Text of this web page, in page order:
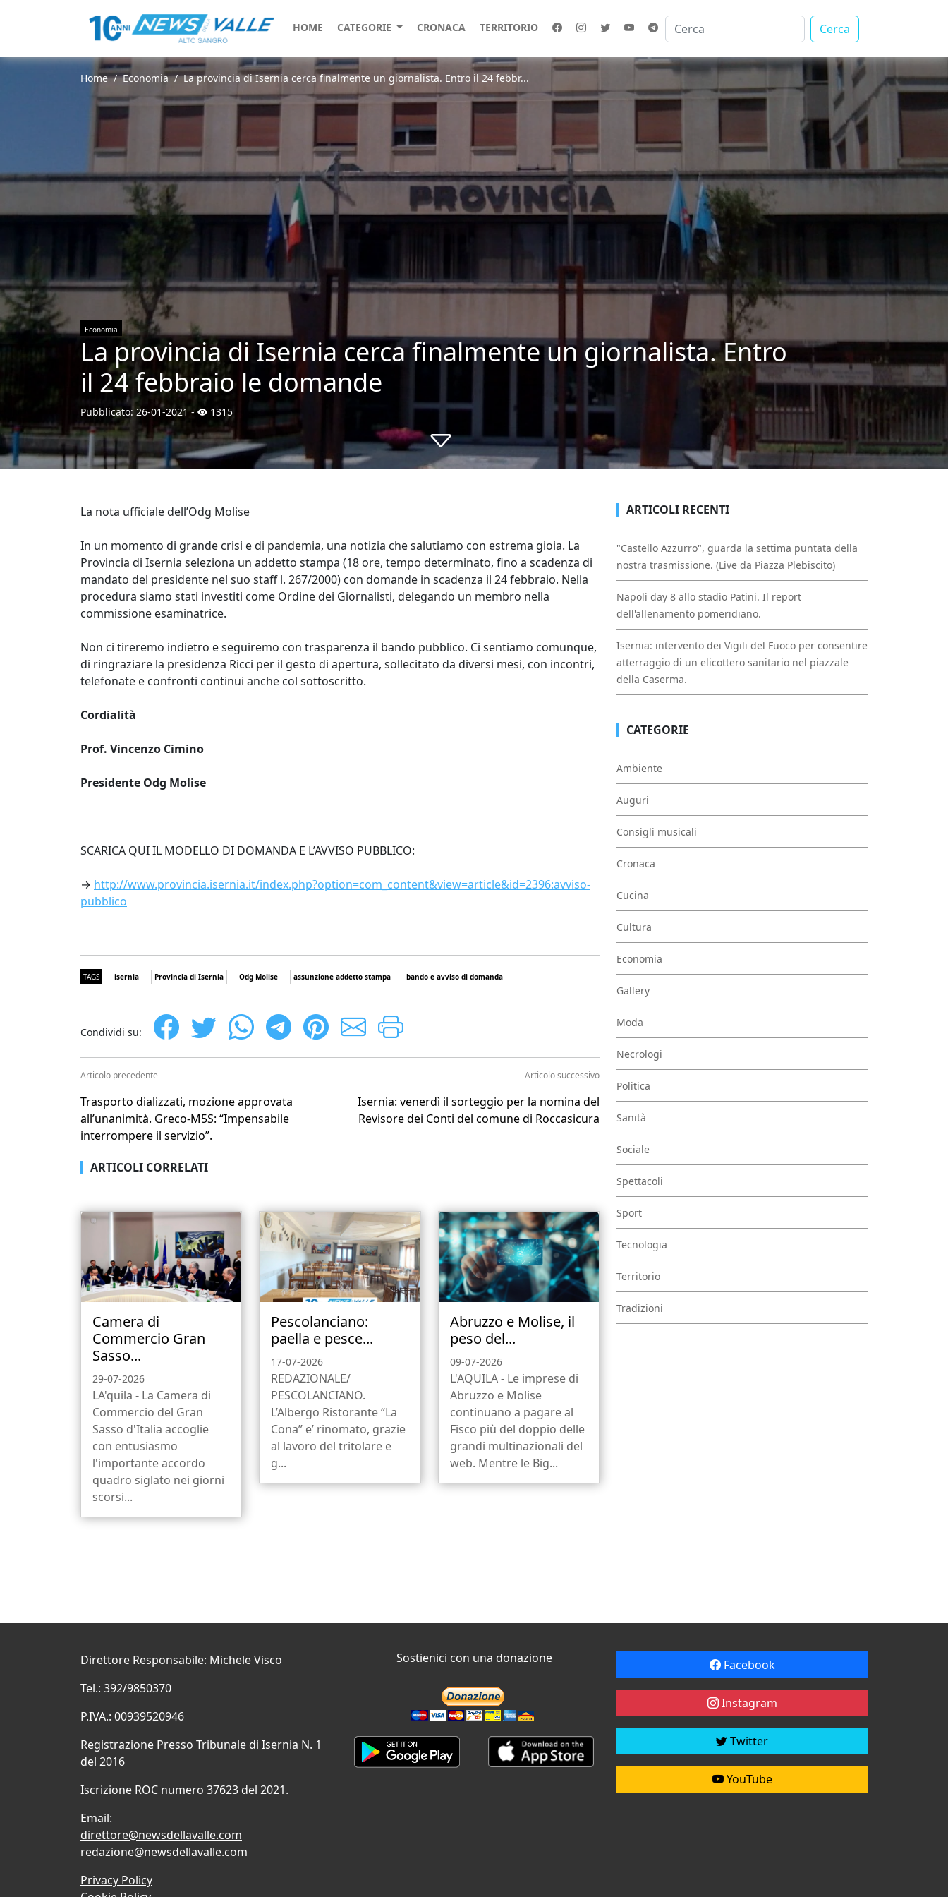
HOME CATEGORIE CRONACA TERRITORIO Cerca
Home Economia La provincia di Isernia cerca finalmente un giornalista. Entro il 24 febbr...
Economia
La provincia di Isernia cerca finalmente un giornalista. Entro
il 24 febbraio le domande
Pubblicato: 26-01-2021- 1315
La nota ufficiale dell’Odg Molise
In un momento di grande crisi e di pandemia, una notizia che salutiamo con estrema gioia. La
Provincia di Isernia seleziona un addetto stampa (18 ore, tempo determinato, fino a scadenza di
mandato del presidente nel suo staff l. 267/2000) con domande in scadenza il 24 febbraio. Nella
procedura siamo stati investiti come Ordine dei Giornalisti, delegando un membro nella
commissione esaminatrice.
Non ci tireremo indietro e seguiremo con trasparenza il bando pubblico. Ci sentiamo comunque,
di ringraziare la presidenza Ricci per il gesto di apertura, sollecitato da diversi mesi, con incontri,
telefonate e confronti continui anche col sottoscritto.
Cordialità
​Prof. Vincenzo Cimino
Presidente Odg Molise
SCARICA QUI IL MODELLO DI DOMANDA E L’AVVISO PUBBLICO:
→ http://www.provincia.isernia.it/index.php?option=com_content&view=article&id=2396:avviso-
pubblico
TAGS isernia Provincia di Isernia Odg Molise assunzione addetto stampa bando e avviso di domanda
Condividi su:
Articolo precedente
Trasporto dializzati, mozione approvata
all’unanimità. Greco-M5S: “Impensabile
interrompere il servizio”.
Articolo successivo
Isernia: venerdì il sorteggio per la nomina del
Revisore dei Conti del comune di Roccasicura
ARTICOLI CORRELATI
Camera di
Commercio Gran
Sasso...
29-07-2026
LA'quila - La Camera di
Commercio del Gran
Sasso d'Italia accoglie
con entusiasmo
l'importante accordo
quadro siglato nei giorni
scorsi...
Pescolanciano:
paella e pesce...
17-07-2026
REDAZIONALE/
PESCOLANCIANO.
L’Albergo Ristorante “La
Cona” e’ rinomato, grazie
al lavoro del tritolare e
g...
Abruzzo e Molise, il
peso del...
09-07-2026
L'AQUILA - Le imprese di
Abruzzo e Molise
continuano a pagare al
Fisco più del doppio delle
grandi multinazionali del
web. Mentre le Big...
ARTICOLI RECENTI
"Castello Azzurro", guarda la settima puntata della
nostra trasmissione. (Live da Piazza Plebiscito)
Napoli day 8 allo stadio Patini. Il report
dell'allenamento pomeridiano.
Isernia: intervento dei Vigili del Fuoco per consentire
atterraggio di un elicottero sanitario nel piazzale
della Caserma.
CATEGORIE
Ambiente
Auguri
Consigli musicali
Cronaca
Cucina
Cultura
Economia
Gallery
Moda
Necrologi
Politica
Sanità
Sociale
Spettacoli
Sport
Tecnologia
Territorio
Tradizioni
Direttore Responsabile: Michele Visco
Tel.: 392/9850370
P.IVA.: 00939520946
Registrazione Presso Tribunale di Isernia N. 1
del 2016
Iscrizione ROC numero 37623 del 2021.
Email:
direttore@newsdellavalle.com
redazione@newsdellavalle.com
Privacy Policy
Sostienici con una donazione Facebook
Instagram
Twitter
YouTube